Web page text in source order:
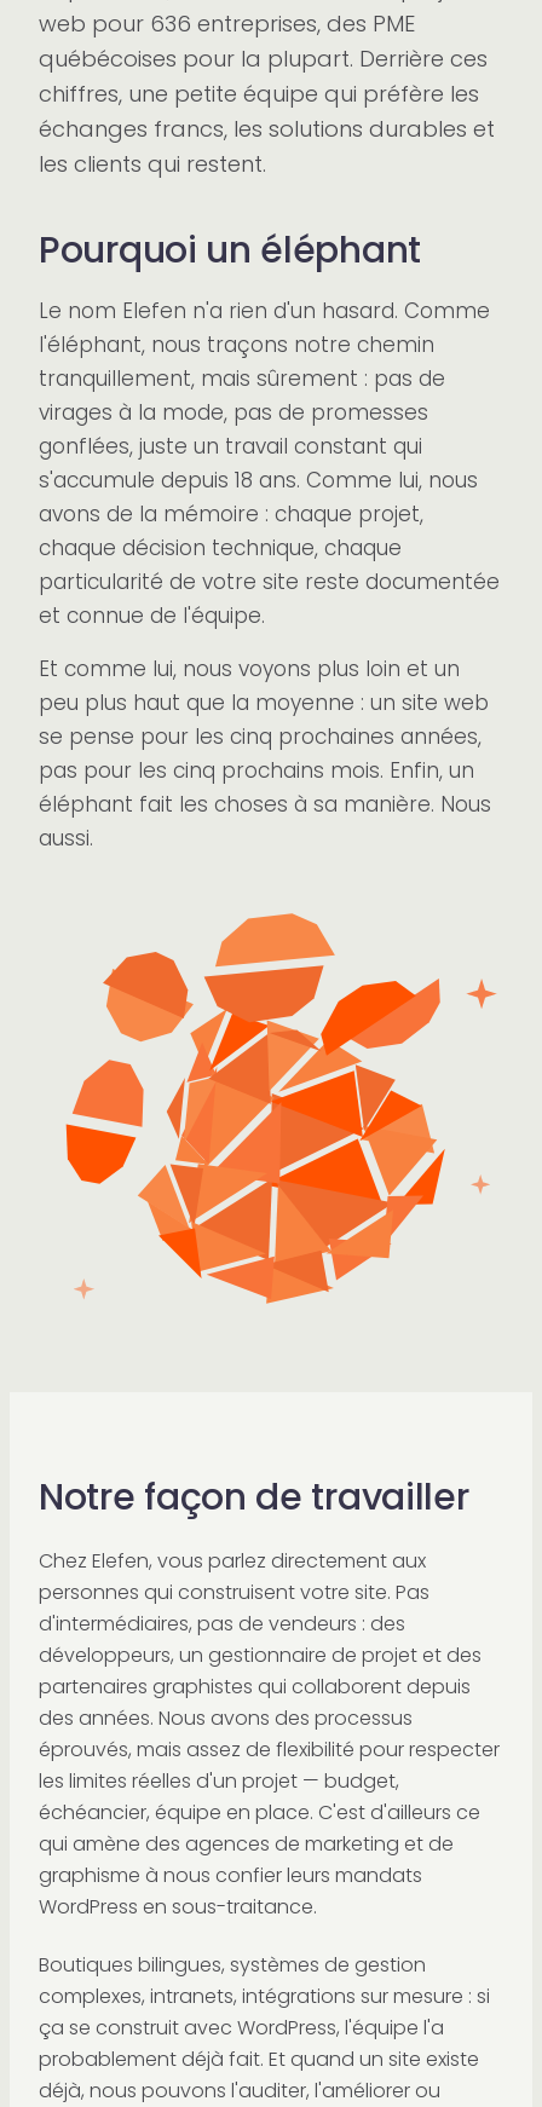
Sécurité et conformité IA
Référencement SEO et GEO
Services complémentaires
Design graphique
Photo et vidéo
Stratégie de marque
Publicité et marketing
TI et cybersécurité
Restaurant et commerce
Clinique de santé
Services professionnels
Industrie manufacturière
Écoles privées et préscolaires
Résidences, camps et loisirs
Votre secteur n’est pas listé ? On s’adapte à toutes
les réalités — parlez-nous de la vôtre
Glossaire IA pour PME
Analyse de votre site
Survivre à la recherche IA
Le cache expliqué
web pour 636 entreprises, des PME
québécoises pour la plupart. Derrière ces
chiffres, une petite équipe qui préfère les
échanges francs, les solutions durables et
les clients qui restent.
Pourquoi un éléphant
Le nom Elefen n'a rien d'un hasard. Comme
l'éléphant, nous traçons notre chemin
tranquillement, mais sûrement : pas de
virages à la mode, pas de promesses
gonflées, juste un travail constant qui
s'accumule depuis 18 ans. Comme lui, nous
avons de la mémoire : chaque projet,
chaque décision technique, chaque
particularité de votre site reste documentée
et connue de l'équipe.
Et comme lui, nous voyons plus loin et un
peu plus haut que la moyenne : un site web
se pense pour les cinq prochaines années,
pas pour les cinq prochains mois. Enfin, un
éléphant fait les choses à sa manière. Nous
aussi.
Notre façon de travailler
Chez Elefen, vous parlez directement aux
personnes qui construisent votre site. Pas
d'intermédiaires, pas de vendeurs : des
développeurs, un gestionnaire de projet et des
partenaires graphistes qui collaborent depuis
des années. Nous avons des processus
éprouvés, mais assez de flexibilité pour respecter
les limites réelles d'un projet — budget,
échéancier, équipe en place. C'est d'ailleurs ce
qui amène des agences de marketing et de
graphisme à nous confier leurs mandats
WordPress en sous-traitance.
Boutiques bilingues, systèmes de gestion
complexes, intranets, intégrations sur mesure : si
ça se construit avec WordPress, l'équipe l'a
probablement déjà fait. Et quand un site existe
déjà, nous pouvons l'auditer, l'améliorer ou